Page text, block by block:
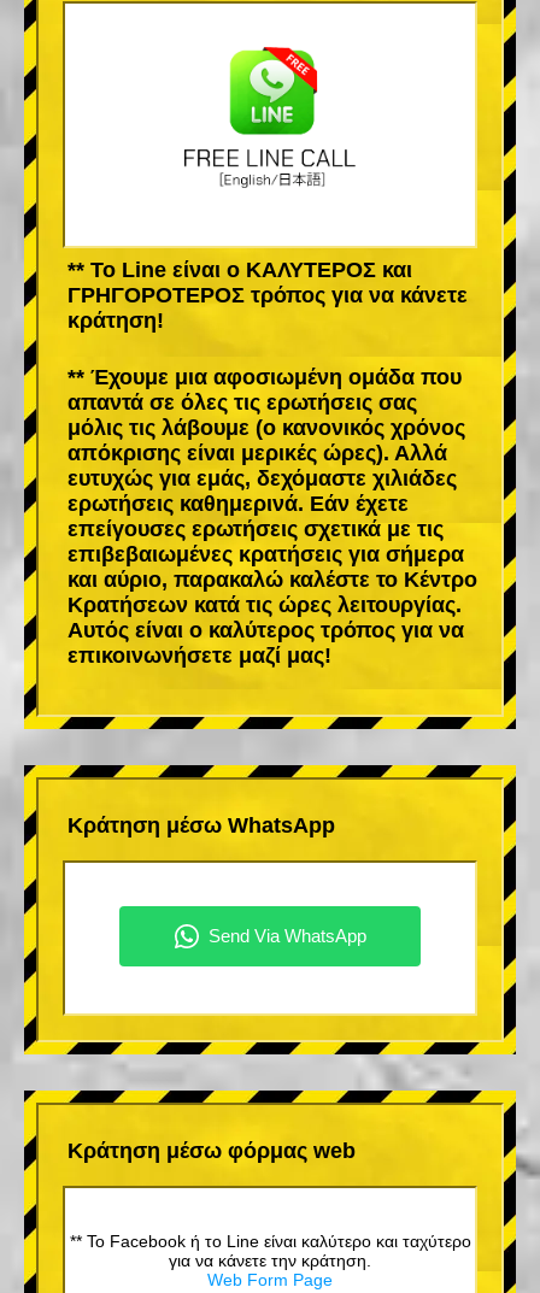
** Το Line είναι ο ΚΑΛΥΤΕΡΟΣ και
ΓΡΗΓΟΡΟΤΕΡΟΣ τρόπος για να κάνετε
κράτηση!
** Έχουμε μια αφοσιωμένη ομάδα που
απαντά σε όλες τις ερωτήσεις σας
μόλις τις λάβουμε (ο κανονικός χρόνος
απόκρισης είναι μερικές ώρες). Αλλά
ευτυχώς για εμάς, δεχόμαστε χιλιάδες
ερωτήσεις καθημερινά. Εάν έχετε
επείγουσες ερωτήσεις σχετικά με τις
επιβεβαιωμένες κρατήσεις για σήμερα
και αύριο, παρακαλώ καλέστε το Κέντρο
Κρατήσεων κατά τις ώρες λειτουργίας.
Αυτός είναι ο καλύτερος τρόπος για να
επικοινωνήσετε μαζί μας!
Κράτηση μέσω WhatsApp
Κράτηση μέσω φόρμας web
** Το Facebook ή το Line είναι καλύτερο και ταχύτερο
για να κάνετε την κράτηση.
Web Form Page